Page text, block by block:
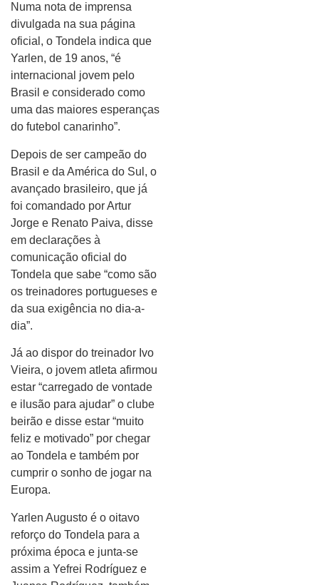
Numa nota de imprensa
divulgada na sua página
oficial, o Tondela indica que
Yarlen, de 19 anos, “é
internacional jovem pelo
Brasil e considerado como
uma das maiores esperanças
do futebol canarinho”.
Depois de ser campeão do
Brasil e da América do Sul, o
avançado brasileiro, que já
foi comandado por Artur
Jorge e Renato Paiva, disse
em declarações à
comunicação oficial do
Tondela que sabe “como são
os treinadores portugueses e
da sua exigência no dia-a-
dia”.
Já ao dispor do treinador Ivo
Vieira, o jovem atleta afirmou
estar “carregado de vontade
e ilusão para ajudar” o clube
beirão e disse estar “muito
feliz e motivado” por chegar
ao Tondela e também por
cumprir o sonho de jogar na
Europa.
Yarlen Augusto é o oitavo
reforço do Tondela para a
próxima época e junta-se
assim a Yefrei Rodríguez e